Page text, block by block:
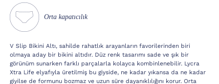
Orta kapatıcılık
V Slip Bikini Altı, sahilde rahatlık arayanların favorilerinden biri
olmaya aday bir bikini altıdır. Düz renk tasarımı sade ve şık bir
görünüm sunarken farklı parçalarla kolayca kombinlenebilir. Lycra
Xtra Life elyafıyla üretilmiş bu giyside, ne kadar yıkansa da ne kadar
giyilse de formunu bozmaz ve uzun süre dayanıklılığını korur. Orta